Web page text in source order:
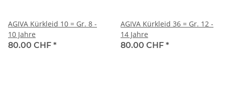
AGIVA Kürkleid 10 = Gr. 8 -
10 Jahre
80.00 CHF *
AGIVA Kürkleid 36 = Gr. 12 -
14 Jahre
80.00 CHF *